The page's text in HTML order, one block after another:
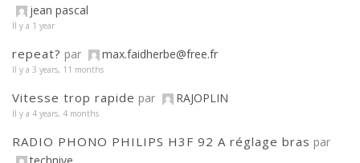
jean pascal
Il y a 1 year
repeat? par max.faidherbe@free.fr
Il y a 3 years, 11 months
Vitesse trop rapide par RAJOPLIN
Il y a 4 years, 4 months
RADIO PHONO PHILIPS H3F 92 A réglage bras par